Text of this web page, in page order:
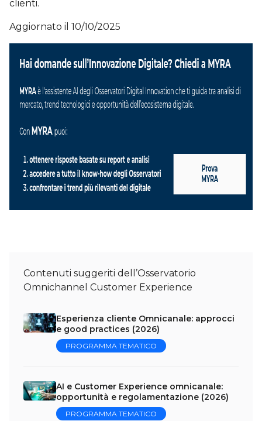
clienti.
Aggiornato il 10/10/2025
Contenuti suggeriti dell’Osservatorio
Omnichannel Customer Experience
Esperienza cliente Omnicanale: approcci
e good practices (2026)
PROGRAMMA TEMATICO
AI e Customer Experience omnicanale:
opportunità e regolamentazione (2026)
PROGRAMMA TEMATICO